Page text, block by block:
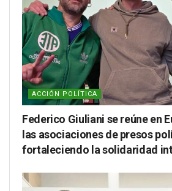
ACCIÓN POLÍTICA
Federico Giuliani se reúne en
las asociaciones de presos
fortaleciendo la solidaridad